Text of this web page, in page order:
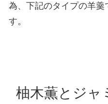
為、下記のタイプの羊羹
す。
柚木薫とジャ